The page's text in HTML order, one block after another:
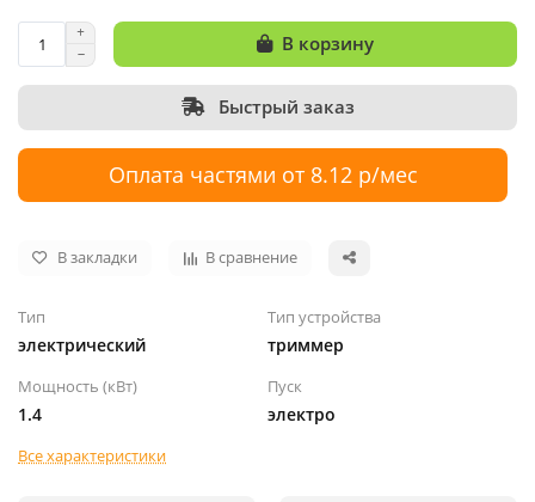
В корзину
Быстрый заказ
Оплата частями от 8.12 р/мес
В закладки В сравнение
Тип
электрический
Тип устройства
триммер
Мощность (кВт)
1.4
Пуск
электро
Все характеристики